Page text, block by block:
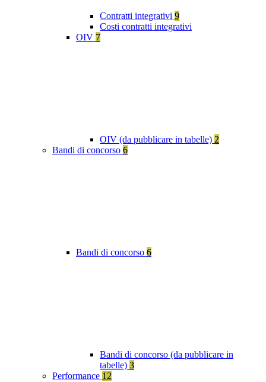
Contratti integrativi 9
Costi contratti integrativi
OIV 7
OIV (da pubblicare in tabelle) 2
Bandi di concorso 6
Bandi di concorso 6
Bandi di concorso (da pubblicare in
tabelle) 3
Performance 12